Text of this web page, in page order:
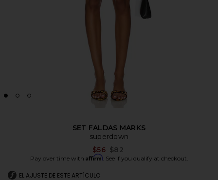
SET FALDAS MARKS
superdown
$56 Previous price:
$82
Pay over time with Affirm. See if you qualify at checkout.
EL AJUSTE DE ESTE ARTÍCULO